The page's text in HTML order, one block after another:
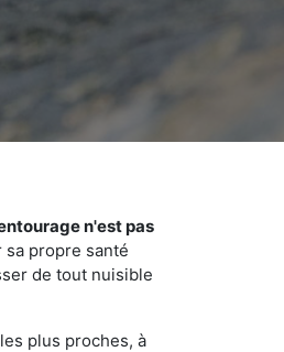
n'est pas
propre santé
de tout nuisible
plus proches, à